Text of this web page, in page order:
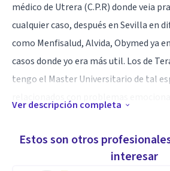
médico de Utrera (C.P.R) donde veia
cualquier caso, después en Sevilla en
como Menfisalud, Alvida, Obymed ya
casos donde yo era más util. Los de
tengo el Master Universitario de tal
Especialidad
Ver descripción completa
Estos son otros
interesar